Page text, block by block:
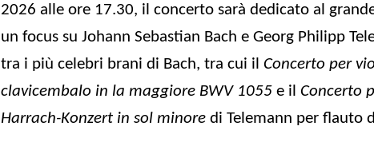
2026 alle ore 17.30, il concerto sarà dedicato al
un focus su Johann Sebastian Bach e Georg Philipp
tra i più celebri brani di Bach, tra cui il Concerto per
clavicembalo in la maggiore BWV 1055 e il Concerto
Harrach-Konzert in sol minore di Telemann per flauto